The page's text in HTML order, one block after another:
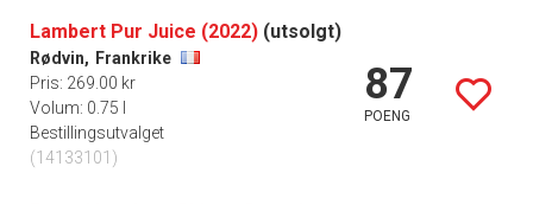
Lambert Pur Juice (2022) (utsolgt)
Rødvin, Frankrike
Pris: 269.00 kr
Volum: 0.75 l
Bestillingsutvalget
(14133101)
87
POENG